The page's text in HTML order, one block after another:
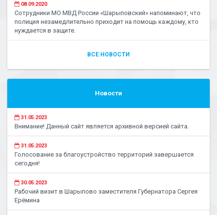
08.09.2020
Сотрудники МО МВД России «Шарыповский» напоминают, что
полиция незамедлительно приходит на помощь каждому, кто
нуждается в защите.
ВСЕ НОВОСТИ
Новости
31.05.2023
Внимание! Данный сайт является архивной версией сайта.
31.05.2023
Голосование за благоустройство территорий завершается
сегодня!
30.05.2023
Рабочий визит в Шарыпово заместителя Губернатора Сергея
Ерёмина